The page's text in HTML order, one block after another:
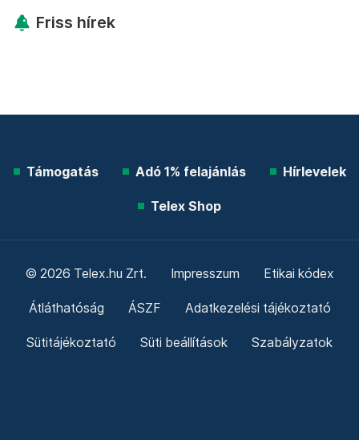
Friss hírek
Támogatás Adó 1% felajánlás Hírlevelek
Telex Shop
© 2026 Telex.hu Zrt. Impresszum Etikai kódex
Átláthatóság ÁSZF Adatkezelési tájékoztató
Sütitájékoztató Süti beállítások Szabályzatok